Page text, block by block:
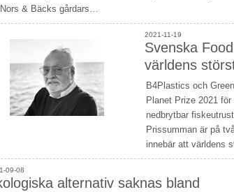
& Bäcks gårdars…
2021-11-19
Svenska
världens
B4Plastics och
Planet Prize 2021
nedbrytbar
Prissumman är på
innebär att världens
09-08
alternativ saknas bland